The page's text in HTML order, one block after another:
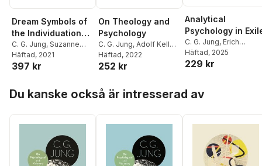
Dream Symbols of
the Individuation
Process
C. G. Jung, Suzanne
Gieser
Häftad, 2021
397 kr
On Theology and
Psychology
C. G. Jung, Adolf Keller
Marianne Jehle-
Wildberger
Häftad, 2022
252 kr
Analytical
Psychology in
C. G. Jung, Erich
Neumann,Martin
Liebscher
Häftad, 2025
229 kr
Du kanske också är intresserad av